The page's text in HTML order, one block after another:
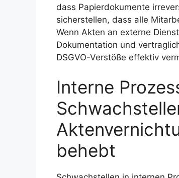
dass Papierdokumente
sicherstellen, dass alle
Wenn Akten an externe
Dokumentation und
DSGVO-Verstöße effektiv
Interne
behebt